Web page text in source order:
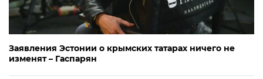
Заявления Эстонии о крымских татарах ничего не
изменят – Гаспарян